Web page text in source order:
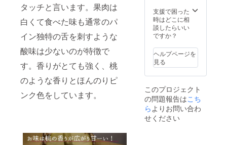
タッチと言います。果肉は
白くて食べた味も通常のパ
イン独特の舌を刺すような
酸味は少ないのが特徴で
す。香りがとても強く、桃
のような香りとほんのりピ
ンク色をしています。
支援で困った
時はどこに相
談したらいい
ですか？
ヘルプページを
見る
このプロジェクト
の問題報告はこち
らよりお問い合わ
せください